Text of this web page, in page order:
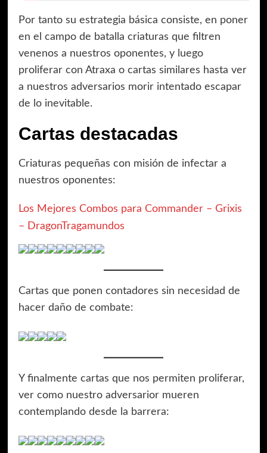
Por tanto su estrategia básica consiste, en poner
en el campo de batalla criaturas que filtren
venenos a nuestros oponentes, y luego
proliferar con Atraxa o cartas similares hasta ver
a nuestros adversarios morir intentado escapar
de lo inevitable.
Cartas destacadas
Criaturas pequeñas con misión de infectar a
nuestros oponentes:
Los Mejores Combos para Commander – Grixis
– DragonTragamundos
Cartas que ponen contadores sin necesidad de
hacer daño de combate:
Y finalmente cartas que nos permiten proliferar,
ver como nuestro adversarior mueren
contemplando desde la barrera: